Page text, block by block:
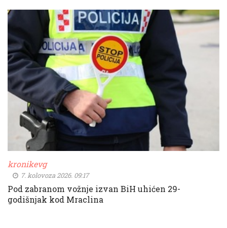
kronikevg
7. kolovoza 2026. 09:17
Pod zabranom vožnje izvan BiH uhićen 29-
godišnjak kod Mraclina